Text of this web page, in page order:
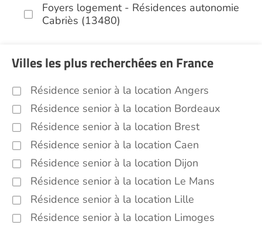
Foyers logement - Résidences autonomie
Cabriès (13480)
Villes les plus recherchées en France
Résidence senior à la location Angers
Résidence senior à la location Bordeaux
Résidence senior à la location Brest
Résidence senior à la location Caen
Résidence senior à la location Dijon
Résidence senior à la location Le Mans
Résidence senior à la location Lille
Résidence senior à la location Limoges